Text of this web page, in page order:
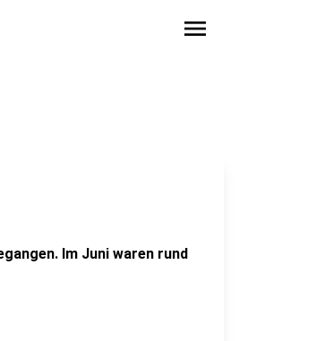
menu
Im Juni waren rund